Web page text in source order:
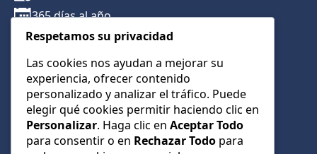
365 días al año
Traslados con reserva previa
Atención por teléfono y WhatsApp 24/7
CONTÁCTANOS
+34 622 01 23 74
+34 622 01 23 74
Respetamos su privacidad
Las cookies nos ayudan a mejorar su
experiencia, ofrecer contenido
personalizado y analizar el tráfico. Puede
elegir qué cookies permitir haciendo clic en
Personalizar. Haga clic en Aceptar Todo
para consentir o en Rechazar Todo para